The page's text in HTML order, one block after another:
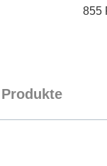
855